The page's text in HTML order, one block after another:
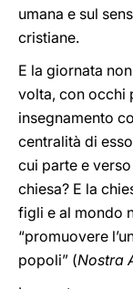
umana e sul
cristiane.
E la giornata
volta, con occhi
insegnamento
centralità di
cui parte e
chiesa? E la
figli e al mondo
“promuovere
popoli” (Nostra